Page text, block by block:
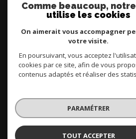
04 67 78 04 01
7 Promenade Jean-
34200
Nous suivre
© 2026 | Tous droits réservés |
Nos honoraires
Plan du site
Comme beaucoup,
utilise les cookies
On aimerait vous accompagner
votre visite.
En poursuivant, vous acceptez
cookies par ce site, afin de vous
contenus adaptés et réaliser des
PARAMÉTRER
TOUT ACCEPTER